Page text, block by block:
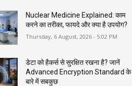
Nuclear Medicine Explained: काम
करने का तरीका, फायदे और क्या है उपयोग?
Thursday, 6 August, 2026 - 5:02 PM
डेटा को हैकर्स से सुरक्षित रखना है? जानें
Advanced Encryption Standard के
बारे में सबकुछ